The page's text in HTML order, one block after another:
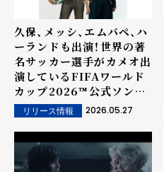
久保、メッシ、エムバペ、ハ
ーランドも出演！世界の著
名サッカー選手がカメオ出
演しているFIFAワールド
カップ2026™公式ソング
「Dai Dai」のミュージッ
ク・ビデオが公開！
リリース情報 2026.05.27